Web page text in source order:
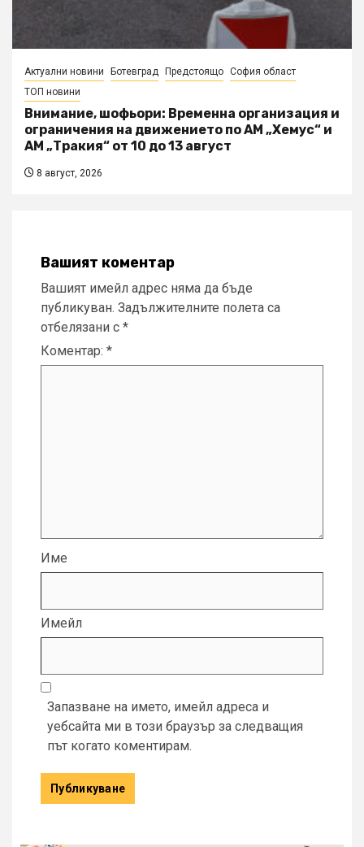
Актуални новини Ботевград Предстоящо София област
ТОП новини
Внимание, шофьори: Временна организация и
ограничения на движението по АМ „Хемус“ и
АМ „Тракия“ от 10 до 13 август
8 август, 2026
Вашият коментар
Вашият имейл адрес няма да бъде
публикуван. Задължителните полета са
отбелязани с *
Коментар: *
Име
Имейл
Запазване на името, имейл адреса и
уебсайта ми в този браузър за следващия
път когато коментирам.